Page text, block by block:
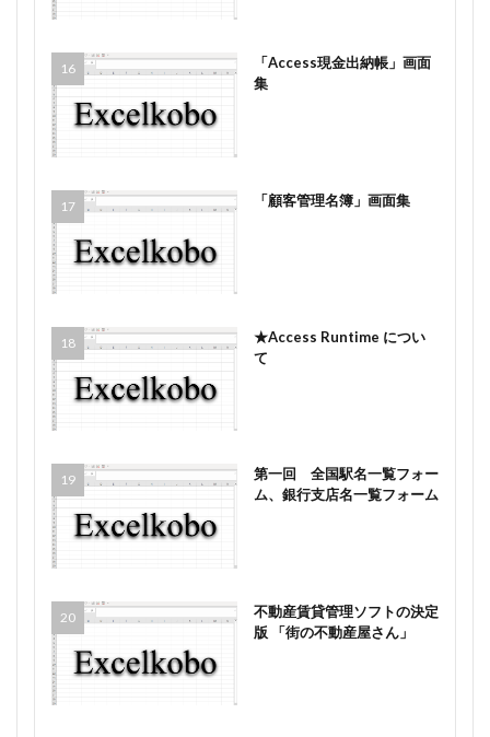
「Access現金出納帳」画面
集
「顧客管理名簿」画面集
★Access Runtime につい
て
第一回 全国駅名一覧フォー
ム、銀行支店名一覧フォーム
不動産賃貸管理ソフトの決定
版 「街の不動産屋さん」